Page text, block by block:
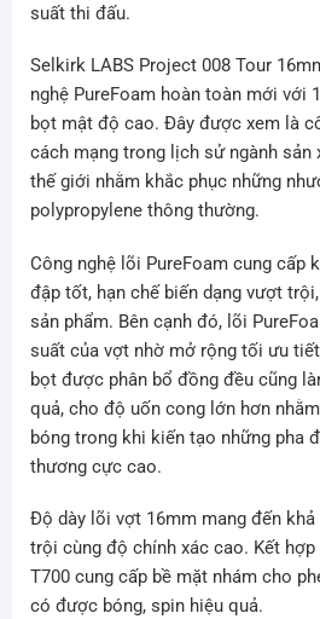
suất thi đấu.
Selkirk LABS Project 008 Tour
nghệ PureFoam hoàn toàn mới với
bọt mật độ cao. Đây được xem là
cách mạng trong lịch sử ngành sản
thế giới nhằm khắc phục những
polypropylene thông thường.
Công nghệ lõi PureFoam cung cấp
đập tốt, hạn chế biến dạng vượt
sản phẩm. Bên cạnh đó, lõi
suất của vợt nhờ mở rộng tối ưu
bọt được phân bổ đồng đều cũng
quả, cho độ uốn cong lớn hơn
bóng trong khi kiến tạo những pha
thương cực cao.
Độ dày lõi vợt 16mm mang đến
trội cùng độ chính xác cao. Kết
T700 cung cấp bề mặt nhám cho
có được bóng, spin hiệu quả.